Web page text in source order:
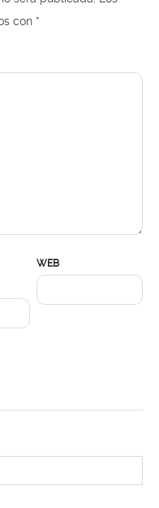
con *
WEB